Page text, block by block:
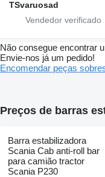
TSvaruosad
Não consegue encontrar
Envie-nos já um pedido!
Encomendar peças
Preços de barras
Barra estabilizadora
Scania Cab anti-roll bar
para camião tractor
Scania P230